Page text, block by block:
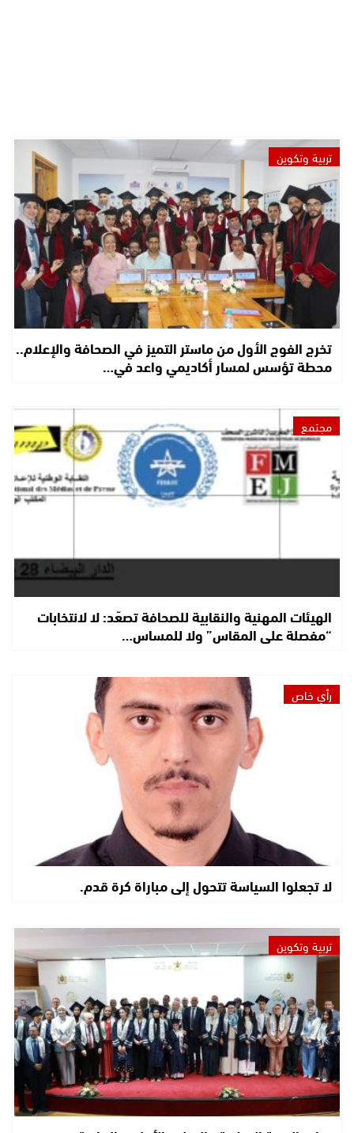
تربية وتكوين
تخرج الفوج الأول من ماستر التميز في الصحافة والإعلام..
محطة تؤسس لمسار أكاديمي واعد في…
مجتمع
الهيئات المهنية والنقابية للصحافة تصعّد: لا لانتخابات
“مفصلة على المقاس” ولا للمساس…
رأي خاص
لا تجعلوا السياسة تتحول إلى مباراة كرة قدم.
تربية وتكوين